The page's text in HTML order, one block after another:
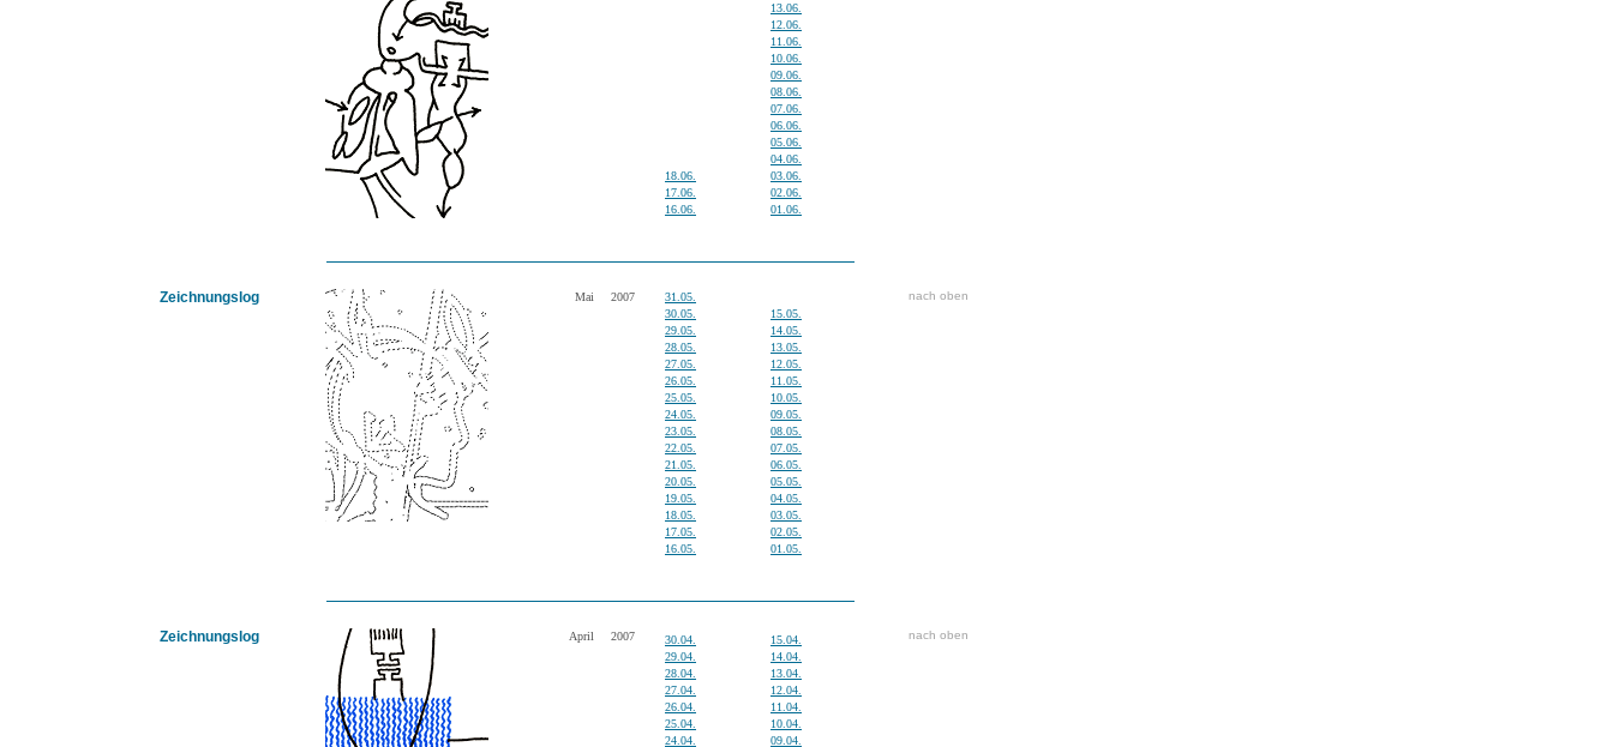
18.06.
17.06.
16.06.
13.06.
12.06.
11.06.
10.06.
09.06.
08.06.
07.06.
06.06.
05.06.
04.06.
03.06.
02.06.
01.06.
Zeichnungslog Mai 2007
31.05.
30.05.
29.05.
28.05.
27.05.
26.05.
25.05.
24.05.
23.05.
22.05.
21.05.
20.05.
19.05.
18.05.
17.05.
16.05.
15.05.
14.05.
13.05.
12.05.
11.05.
10.05.
09.05.
08.05.
07.05.
06.05.
05.05.
04.05.
03.05.
02.05.
01.05.
nach oben
Zeichnungslog April 2007
30.04.
29.04.
28.04.
27.04.
26.04.
25.04.
24.04.
15.04.
14.04.
13.04.
12.04.
11.04.
10.04.
09.04.
nach oben